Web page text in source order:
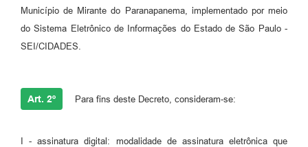
Município de Mirante do Paranapanema, implementado por meio
do Sistema Eletrônico de Informações do Estado de São Paulo -
SEI/CIDADES.
Art. 2º Para fins deste Decreto, consideram-se:
I - assinatura digital: modalidade de assinatura eletrônica que